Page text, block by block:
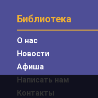
Библиотека
О нас
Новости
Афиша
Написать нам
Контакты